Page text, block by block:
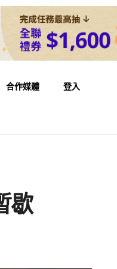
合作媒體 登入
歇